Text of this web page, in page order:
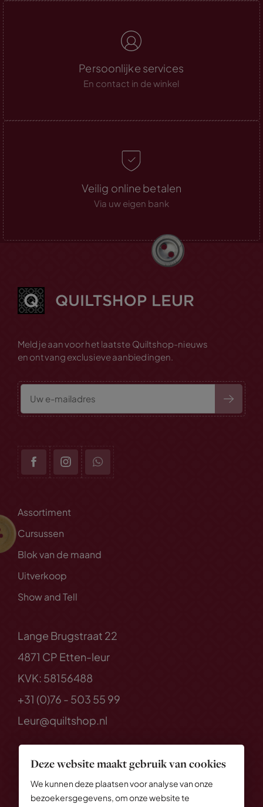
Deze website maakt gebruik van cookies
We kunnen deze plaatsen voor analyse van onze
bezoekersgegevens, om onze website te
Persoonlijke services
En contact in de winkel
Veilig online betalen
Via uw eigen bank
Meld je aan voor het laatste Quiltshop-nieuws
en ontvang exclusieve aanbiedingen.
Assortiment
Cursussen
Blok van de maand
Uitverkoop
Show and Tell
Lange Brugstraat 22
4871 CP Etten-leur
KVK: 58156488
+31 (0)76 - 503 55 99
Leur@quiltshop.nl